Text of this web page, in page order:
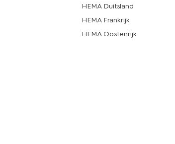
HEMA Duitsland
HEMA Frankrijk
HEMA Oostenrijk